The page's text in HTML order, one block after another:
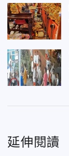
延伸閱讀